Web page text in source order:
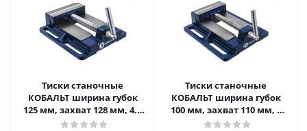
Тиски станочные
КОБАЛЬТ ширина губок
125 мм, захват 128 мм, 4.5
кг, коробка
Тиски станочные
КОБАЛЬТ ширина губок
100 мм, захват 110 мм, 3
кг, коробка